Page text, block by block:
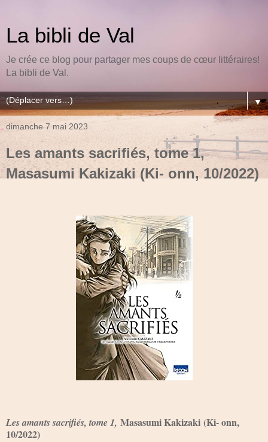
La bibli de Val
Je crée ce blog pour partager mes coups de cœur littéraires!
La bibli de Val.
▼
dimanche 7 mai 2023
Les amants sacrifiés, tome 1,
Masasumi Kakizaki (Ki- onn, 10/2022)
Les amants sacrifiés, tome 1, Masasumi Kakizaki (Ki- onn,
10/2022)